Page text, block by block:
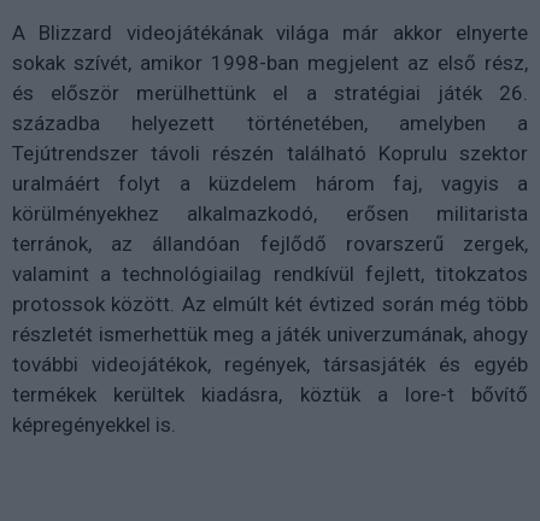
A Blizzard videojátékának világa már akkor elnyerte
sokak szívét, amikor 1998-ban megjelent az első rész,
és először merülhettünk el a stratégiai játék 26.
századba helyezett történetében, amelyben a
Tejútrendszer távoli részén található Koprulu szektor
uralmáért folyt a küzdelem három faj, vagyis a
körülményekhez alkalmazkodó, erősen militarista
terránok, az állandóan fejlődő rovarszerű zergek,
valamint a technológiailag rendkívül fejlett, titokzatos
protossok között. Az elmúlt két évtized során még több
részletét ismerhettük meg a játék univerzumának, ahogy
további videojátékok, regények, társasjáték és egyéb
termékek kerültek kiadásra, köztük a lore-t bővítő
képregényekkel is.